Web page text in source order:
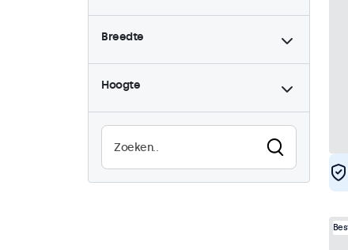
4:3 / 5:4
6
Dimbaar
16
High-brightness
0
Stofdicht (IP65)
16
Breedte
Hoogte